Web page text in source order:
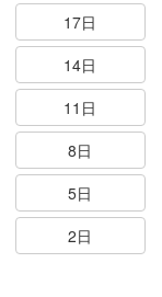
17日
14日
11日
8日
5日
2日